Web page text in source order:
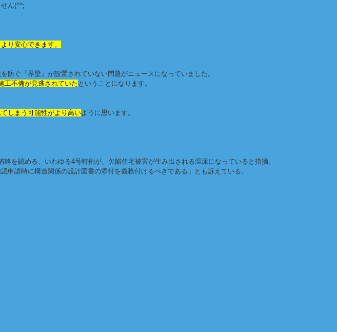
ん(^^;
り安心できます。
ぐ『界壁』が設置されていない問題がニュースになっていました。
工不備が見逃されていた ということになります。
しまう可能性がより高いように思います。
を認める、いわゆる4号特例が、欠陥住宅被害が生み出される温床になっていると指摘。
請時に構造関係の設計図書の添付を義務付けるべきである」とも訴えている。